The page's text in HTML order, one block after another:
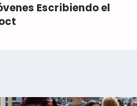
Escribiendo el